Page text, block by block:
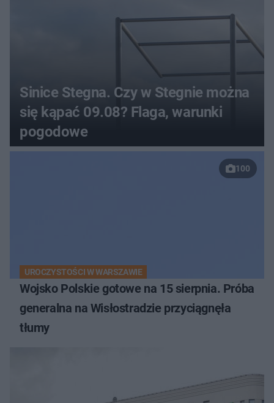
Sinice Stegna. Czy w Stegnie można
się kąpać 09.08? Flaga, warunki
pogodowe
100
UROCZYSTOŚCI W WARSZAWIE
Wojsko Polskie gotowe na 15 sierpnia. Próba
generalna na Wisłostradzie przyciągnęła
tłumy